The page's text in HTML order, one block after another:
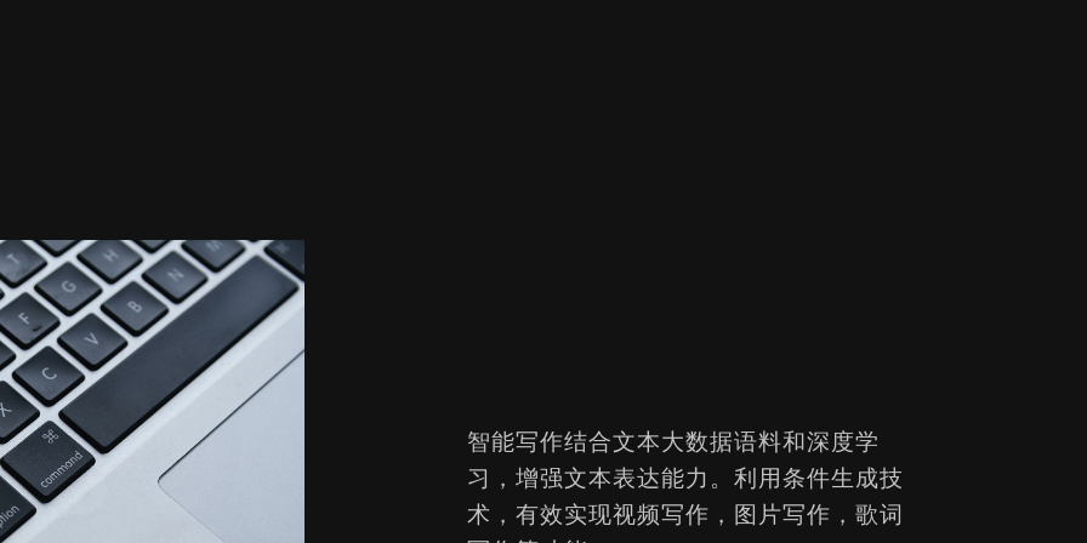
智能写作结合文本大数据语料和深度学
习，增强文本表达能力。利用条件生成技
术，有效实现视频写作，图片写作，歌词